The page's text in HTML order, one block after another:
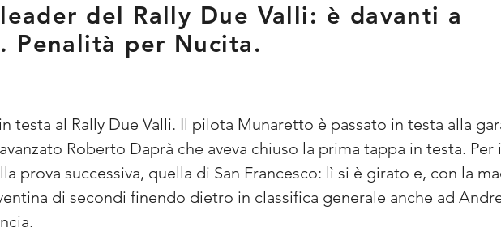
del Rally Due Valli: è davanti a
Penalità per Nucita.
testa al Rally Due Valli. Il pilota Munaretto è passato in testa alla
Roberto Daprà che aveva chiuso la prima tappa in testa.
prova successiva, quella di San Francesco: lì si è girato e, con la
di secondi finendo dietro in classifica generale anche ad